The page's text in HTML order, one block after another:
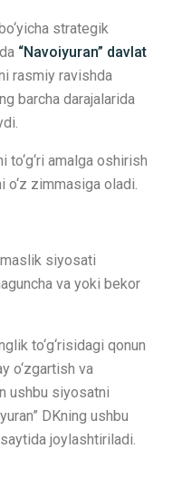
strategik
“Navoiyuran” davlat
rasmiy ravishda
barcha darajalarida
to‘g‘ri amalga oshirish
o‘z zimmasiga oladi.
siyosati
va yoki bekor
to‘g‘risidagi qonun
o‘zgartish va
ushbu siyosatni
DKning ushbu
joylashtiriladi.